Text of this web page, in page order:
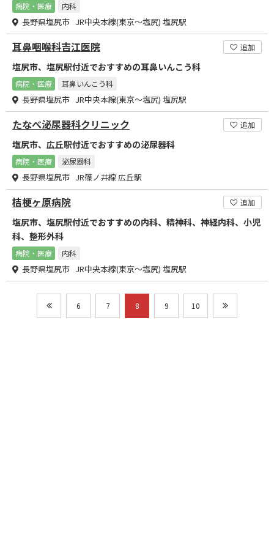
病院・医療 内科
長野県塩尻市 JR中央本線(東京～塩尻) 塩尻駅
耳鼻咽喉科吉江医院 追加
塩尻市、塩尻駅付近でおすすめの耳鼻いんこう科
病院・医療 耳鼻いんこう科
長野県塩尻市 JR中央本線(東京～塩尻) 塩尻駅
たなべ泌尿器科クリニック 追加
塩尻市、広丘駅付近でおすすめの泌尿器科
病院・医療 泌尿器科
長野県塩尻市 JR篠ノ井線 広丘駅
桔梗ヶ原病院 追加
塩尻市、塩尻駅付近でおすすめの内科、精神科、神経内科、小児
科、整形外科
病院・医療 内科
長野県塩尻市 JR中央本線(東京～塩尻) 塩尻駅
6 7 8 9 10